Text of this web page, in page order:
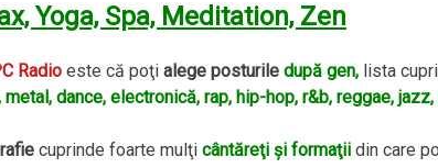
Yoga, Spa, Meditation, Zen
Radio este că poţi alege posturile după gen,lista
metal, dance, electronică, rap, hip-hop, r&b, reggae,
cuprinde foarte mulţi cântăreţi şi formaţiidin care